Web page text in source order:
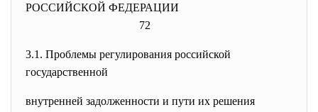
РОССИЙСКОЙ ФЕДЕРАЦИИ
72
3.1. Проблемы регулирования российской
государственной
внутренней задолженности и пути их решения